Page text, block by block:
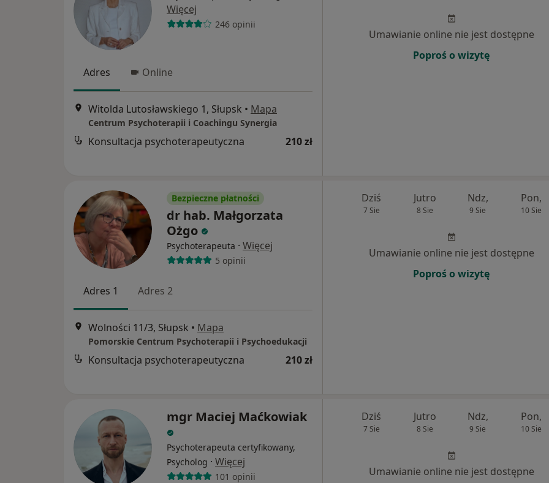
Więcej
246 opinii
Adres Online
Witolda Lutosławskiego 1, Słupsk • Mapa
Centrum Psychoterapii i Coachingu Synergia
Konsultacja psychoterapeutyczna 210 zł
Umawianie online nie jest dostępne
Poproś o wizytę
Bezpieczne płatności
dr hab. Małgorzata
Ożgo
Psychoterapeuta · Więcej
5 opinii
Adres 1 Adres 2
Wolności 11/3, Słupsk • Mapa
Pomorskie Centrum Psychoterapii i Psychoedukacji
Konsultacja psychoterapeutyczna 210 zł
Dziś
7 Sie
Jutro
8 Sie
Ndz,
9 Sie
Pon,
10 Sie
Umawianie online nie jest dostępne
Poproś o wizytę
mgr Maciej Maćkowiak
Psychoterapeuta certyfikowany,
Psycholog · Więcej
101 opinii
Dziś
7 Sie
Jutro
8 Sie
Ndz,
9 Sie
Pon,
10 Sie
Umawianie online nie jest dostępne